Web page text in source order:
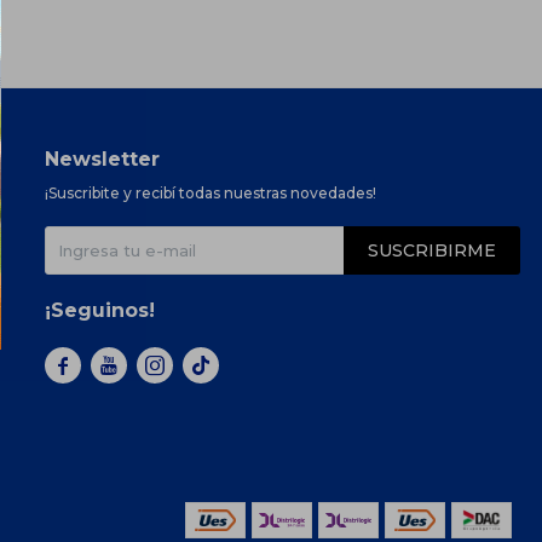
Newsletter
¡Suscribite y recibí todas nuestras novedades!
SUSCRIBIRME
¡Seguinos!
  